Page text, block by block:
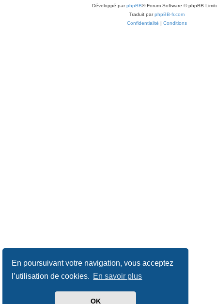
En poursuivant votre navigation, vous acceptez
l’utilisation de cookies. En savoir plus
OK
Développé parphpBB® Forum Software © phpBB
Traduit parphpBB-fr.com
Confidentialité | Conditions